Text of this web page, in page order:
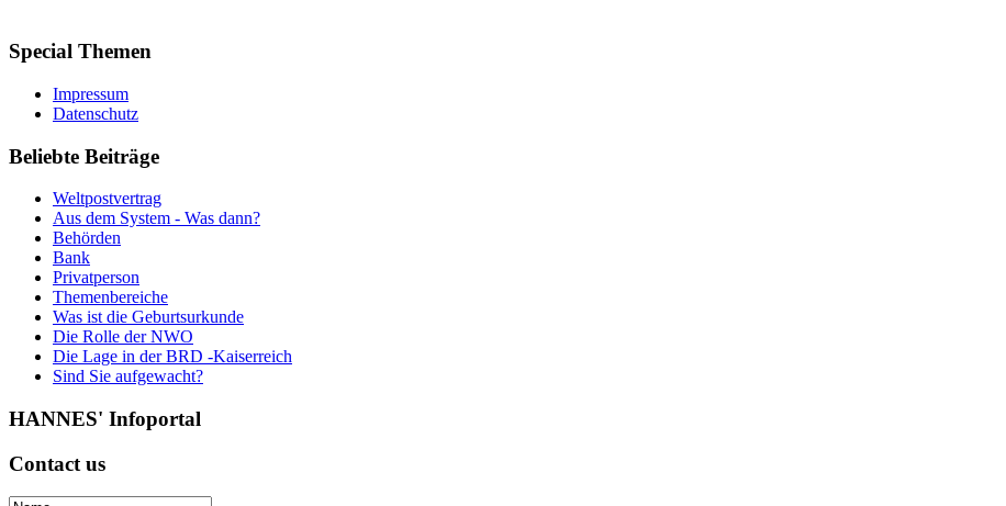
Special Themen
Impressum
Datenschutz
Beliebte Beiträge
Weltpostvertrag
Aus dem System - Was dann?
Behörden
Bank
Privatperson
Themenbereiche
Was ist die Geburtsurkunde
Die Rolle der NWO
Die Lage in der BRD -Kaiserreich
Sind Sie aufgewacht?
HANNES' Infoportal
Contact us